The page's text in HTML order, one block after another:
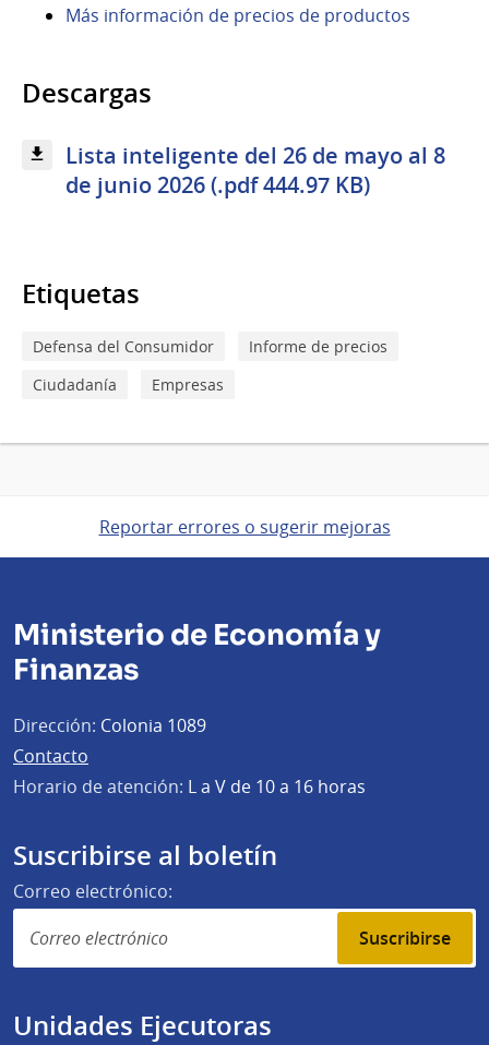
Más información de precios de productos
Descargas
Lista inteligente del 26 de mayo al 8
de junio 2026 (.pdf 444.97 KB)
Etiquetas
Defensa del Consumidor
Informe de precios
Ciudadanía
Empresas
Reportar errores o sugerir mejoras
Ministerio de Economía y
Finanzas
Dirección: Colonia 1089
Contacto
Horario de atención: L a V de 10 a 16 horas
Suscribirse al boletín
Correo electrónico:
Suscribirse
Unidades Ejecutoras